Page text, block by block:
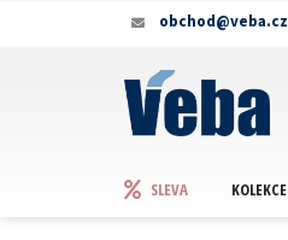
obchod@veba.cz
SLEVA KOLEKCE